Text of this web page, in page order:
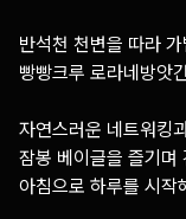
반석천 천변을 따라
빵빵크루 로라네방앗
자연스러운 네트워킹
잠봉 베이글을 즐기며
아침으로 하루를 시작